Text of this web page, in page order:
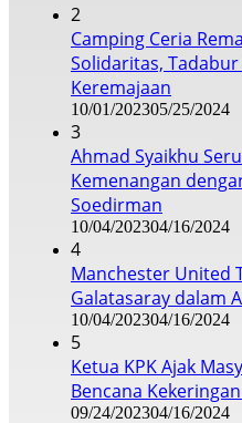
2
Camping Ceria
Solidaritas,
Keremajaan
10/01/202305/25/2024
3
Ahmad Syaikhu
Kemenangan
Soedirman
10/04/202304/16/2024
4
Manchester United
Galatasaray dalam
10/04/202304/16/2024
5
Ketua KPK Ajak
Bencana
09/24/202304/16/2024